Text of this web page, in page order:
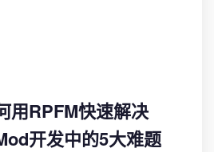
用RPFM快速解决
开发中的5大难题